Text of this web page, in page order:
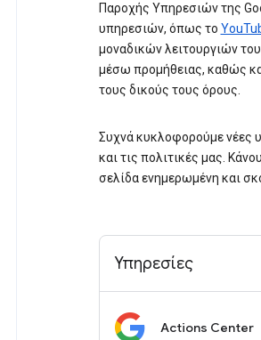
Παροχής Υπηρεσιών της
υπηρεσιών, όπως το
μοναδικών λειτουργιών
μέσω προμήθειας, καθώς
τους δικούς τους όρους.
Συχνά κυκλοφορούμε νέες
και τις πολιτικές μας.
σελίδα ενημερωμένη και
Υπηρεσίες
Actions Center